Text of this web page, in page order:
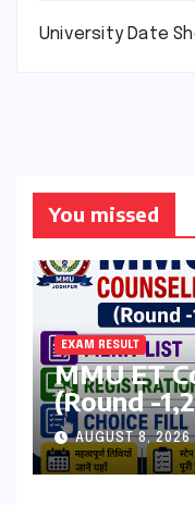
University Date
You missed
EXAM RESULT
MMU ET
(Round -
AUGUST 8, 2026